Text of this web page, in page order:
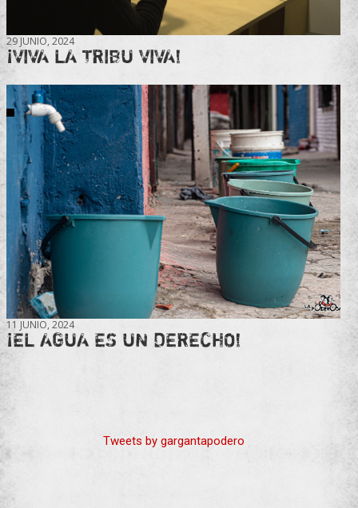
29 JUNIO, 2024
¡VIVA LA TRIBU VIVA!
11 JUNIO, 2024
¡EL AGUA ES UN DERECHO!
Tweets by gargantapodero